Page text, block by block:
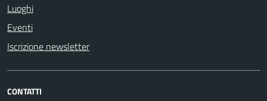
Luoghi
Eventi
Iscrizione newsletter
CONTATTI